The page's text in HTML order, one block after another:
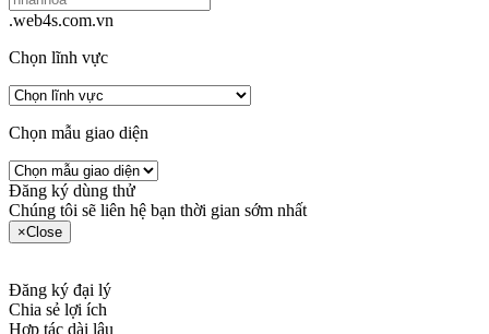
.web4s.com.vn
Chọn lĩnh vực
Chọn mẫu giao diện
Đăng ký dùng thử
Chúng tôi sẽ liên hệ bạn thời gian sớm nhất
×Close
Đăng ký đại lý
Chia sẻ lợi ích
Hợp tác dài lâu